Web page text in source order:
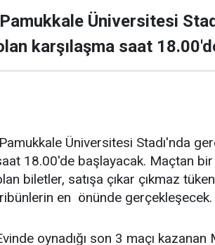
Pamukkale Üniversitesi
karşılaşma saat
Pamukkale Üniversitesi Stadı'nda
18.00'de başlayacak. Maçtan bir
biletler, satışa çıkar çıkmaz
en önünde gerçekleşecek.
oynadığı son 3 maçı